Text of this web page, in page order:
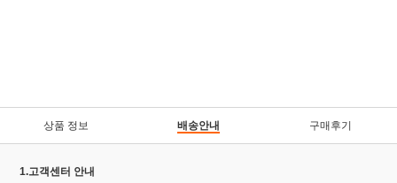
상품 정보 배송안내 구매후기
1.고객센터 안내